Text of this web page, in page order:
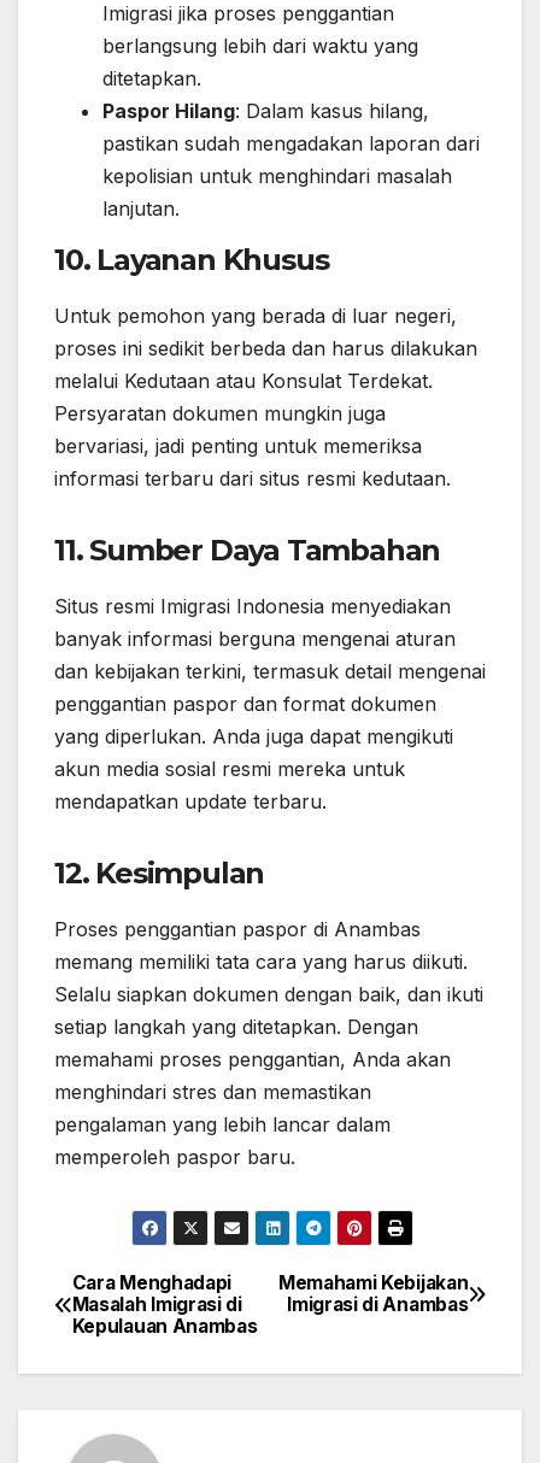
Imigrasi jika proses penggantian
berlangsung lebih dari waktu yang
ditetapkan.
Paspor Hilang: Dalam kasus hilang,
pastikan sudah mengadakan laporan dari
kepolisian untuk menghindari masalah
lanjutan.
10. Layanan Khusus
Untuk pemohon yang berada di luar negeri,
proses ini sedikit berbeda dan harus dilakukan
melalui Kedutaan atau Konsulat Terdekat.
Persyaratan dokumen mungkin juga
bervariasi, jadi penting untuk memeriksa
informasi terbaru dari situs resmi kedutaan.
11. Sumber Daya Tambahan
Situs resmi Imigrasi Indonesia menyediakan
banyak informasi berguna mengenai aturan
dan kebijakan terkini, termasuk detail mengenai
penggantian paspor dan format dokumen
yang diperlukan. Anda juga dapat mengikuti
akun media sosial resmi mereka untuk
mendapatkan update terbaru.
12. Kesimpulan
Proses penggantian paspor di Anambas
memang memiliki tata cara yang harus diikuti.
Selalu siapkan dokumen dengan baik, dan ikuti
setiap langkah yang ditetapkan. Dengan
memahami proses penggantian, Anda akan
menghindari stres dan memastikan
pengalaman yang lebih lancar dalam
memperoleh paspor baru.
Post
navigation
Memahami Kebijakan
Imigrasi di Anambas
Cara Menghadapi
Masalah Imigrasi di
Kepulauan Anambas